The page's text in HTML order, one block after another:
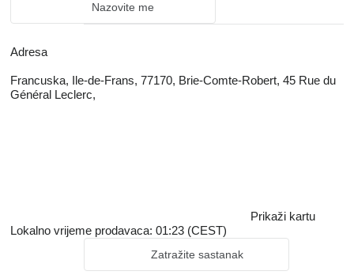
Nazovite me
Adresa
Francuska, Ile-de-Frans, 77170, Brie-Comte-Robert, 45 Rue du
Général Leclerc,
Prikaži kartu
Lokalno vrijeme prodavaca: 01:23 (CEST)
Zatražite sastanak